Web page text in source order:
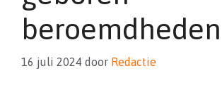
beroemdheden
16 juli 2024 door Redactie